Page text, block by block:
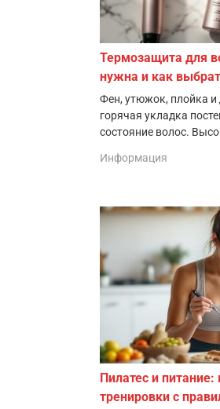
Термозащита для
нужна и как
Фен, утюжок, плойка
горячая укладка
состояние волос.
Информация
Пилатес и питание:
тренировки с